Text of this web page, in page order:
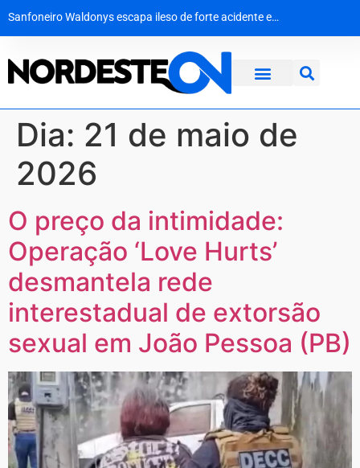
Sanfoneiro Waldonys escapa ileso de forte acidente em Fortaleza
Esquema de agiotagem e extorsão no norte da Bahia movimentou R$ 10 milhões e usava até conta de adolescenteLula recebe Pollyanna Werton em Brasília e sela aliança para a disputa da Câmara FederalSTJ faz história ao cassar cargo de ministro Marco Buzzi por assédio e importunação sexual
Dia: 21 de maio de
2026
O preço da intimidade:
Operação ‘Love Hurts’
desmantela rede
interestadual de extorsão
sexual em João Pessoa (PB)